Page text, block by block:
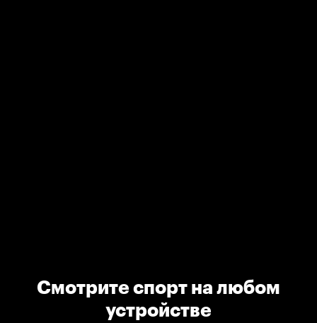
Смотрите спорт на любом
устройстве